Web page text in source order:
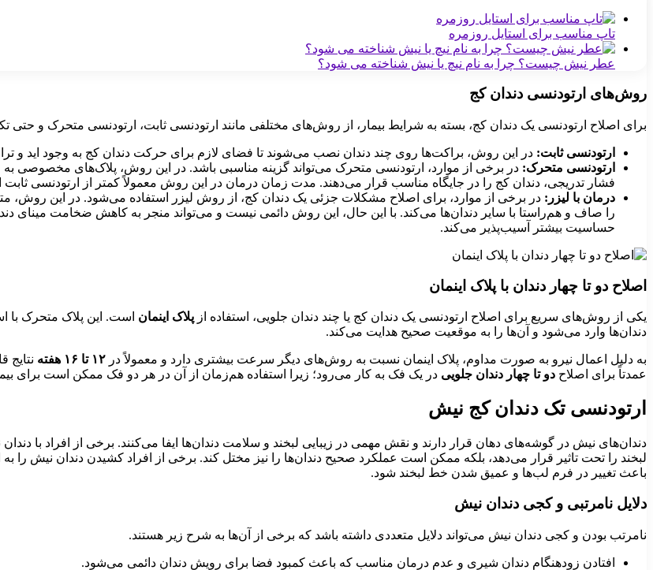
تاپ مناسب برای استایل روزمره
عطر نیش چیست؟ چرا به نام نیچ یا نیش شناخته می شود؟
روش‌های ارتودنسی دندان کج
برای اصلاح ارتودنسی یک دندان کج، بسته به شرایط بیمار، از روش‌های مختلفی مانند ارتودنسی ثابت، ارتودنسی متحرک و حتی
ارتودنسی ثابت: در این روش، براکت‌ها روی چند دندان نصب می‌شوند تا فضای لازم برای حرکت دندان کج به وجود اید و
ارتودنسی متحرک: در برخی از موارد، ارتودنسی متحرک می‌تواند گزینه مناسبی باشد. در این روش، پلاک‌های مخصوصی
فشار تدریجی، دندان کج را در جایگاه مناسب قرار می‌دهند. مدت‌ زمان درمان در این روش معمولاً کمتر از ارتودنسی
درمان با لیزر: در برخی از موارد، برای اصلاح مشکلات جزئی یک دندان کج، از روش لیزر استفاده می‌شود. در این
را صاف و هم‌راستا با سایر دندان‌ها می‌کند. با این ‌حال، این روش دائمی نیست و می‌تواند منجر به کاهش ضخامت مینای
حساسیت بیشتر آسیب‌پذیر می‌کند.
اصلاح دو تا چهار دندان با پلاک اینمان
یکی از روش‌های سریع برای اصلاح ارتودنسی یک دندان کج یا چند دندان جلویی، استفاده از پلاک اینمان است. این پلاک متحرک با
دندان‌ها وارد می‌شود و آن‌ها را به موقعیت صحیح هدایت می‌کند.
به دلیل اعمال نیرو به‌ صورت مداوم، پلاک اینمان نسبت به روش‌های دیگر سرعت بیشتری دارد و معمولاً در ۱۲ تا ۱۶ هفته
عمدتاً برای اصلاح دو تا چهار دندان جلویی در یک فک به‌ کار می‌رود؛ زیرا استفاده هم‌زمان از آن در هر دو فک ممکن است برای
ارتودنسی تک دندان کج نیش
دندان‌های نیش در گوشه‌های دهان قرار دارند و نقش مهمی در زیبایی لبخند و سلامت دندان‌ها ایفا می‌کنند. برخی از افراد با
لبخند را تحت تاثیر قرار می‌دهد، بلکه ممکن است عملکرد صحیح دندان‌ها را نیز مختل کند. برخی از افراد کشیدن دندان نیش را به
باعث تغییر در فرم لب‌ها و عمیق شدن خط لبخند شود.
دلایل نامرتبی و کجی دندان نیش
نامرتب بودن و کجی دندان نیش می‌تواند دلایل متعددی داشته باشد که برخی از آن‌ها به شرح زیر هستند.
افتادن زودهنگام دندان شیری و عدم درمان مناسب که باعث کمبود فضا برای رویش دندان دائمی می‌شود.